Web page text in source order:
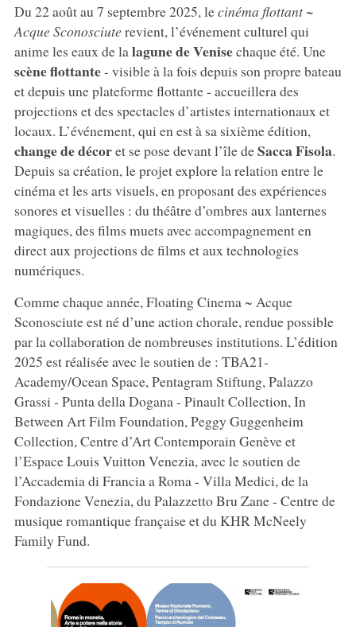
Du 22 août au 7 septembre 2025, lecinéma flottant ~
Acque Sconosciuterevient, l’événement culturel qui
anime les eaux de lalagune de Venisechaque été. Une
scène flottante- visible à la fois depuis son propre bateau
et depuis une plateforme flottante - accueillera des
projections et des spectacles d’artistes internationaux et
locaux. L’événement, qui en est à sa sixième édition,
change de décoret se pose devant l’île deSacca Fisola.
Depuis sa création, le projet explore la relation entre le
cinéma et les arts visuels, en proposant des expériences
sonores et visuelles : du théâtre d’ombres aux lanternes
magiques, des films muets avec accompagnement en
direct aux projections de films et aux technologies
numériques.
Comme chaque année, Floating Cinema ~ Acque
Sconosciute est né d’une action chorale, rendue possible
par la collaboration de nombreuses institutions. L’édition
2025 est réalisée avec le soutien de : TBA21-
Academy/Ocean Space, Pentagram Stiftung, Palazzo
Grassi - Punta della Dogana - Pinault Collection, In
Between Art Film Foundation, Peggy Guggenheim
Collection, Centre d’Art Contemporain Genève et
l’Espace Louis Vuitton Venezia, avec le soutien de
l’Accademia di Francia a Roma - Villa Medici, de la
Fondazione Venezia, du Palazzetto Bru Zane - Centre de
musique romantique française et du KHR McNeely
Family Fund.